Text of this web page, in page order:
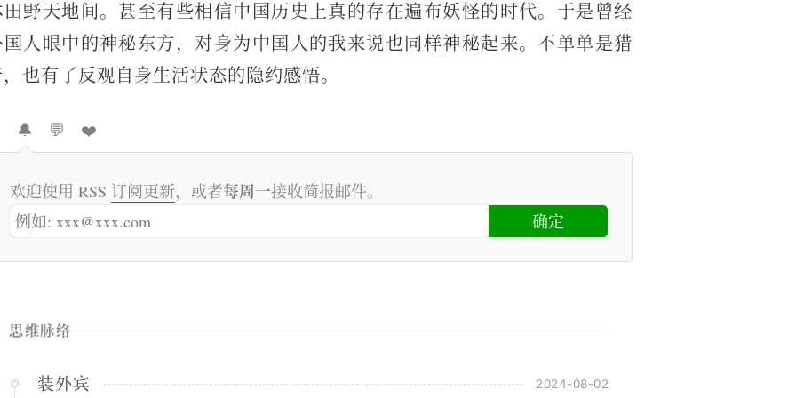
野天地间。甚至有些相信中国历史上真的存在遍布妖怪的时代。于是曾经
人眼中的神秘东方，对身为中国人的我来说也同样神秘起来。不单单是猎
也有了反观自身生活状态的隐约感悟。
🔔 💬 ❤️
欢迎使用 RSS 订阅更新，或者每周一接收简报邮件。
思维脉络
装外宾 2024-08-02